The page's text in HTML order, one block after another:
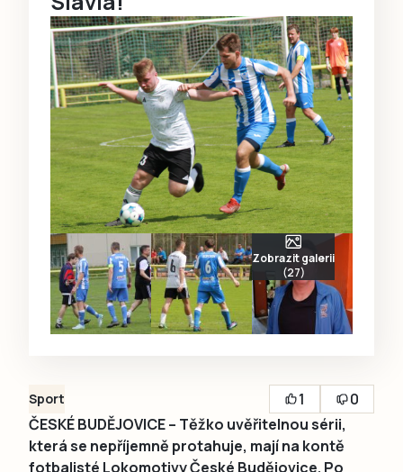
Zobrazit galerii
(27)
Sport 1
0
ČESKÉ BUDĚJOVICE – Těžko uvěřitelnou sérii,
která se nepříjemně protahuje, mají na kontě
fotbalisté Lokomotivy České Budějovice. Po